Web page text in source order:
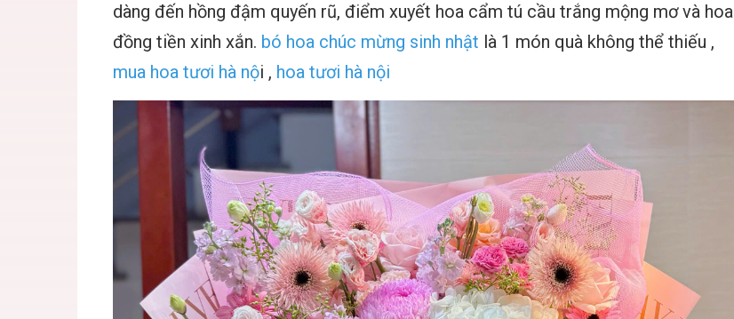
dàng đến hồng đậm quyến rũ, điểm xuyết hoa cẩm tú cầu trắng mộng mơ và hoa
đồng tiền xinh xắn. bó hoa chúc mừng sinh nhật là 1 món quà không thể thiếu ,
mua hoa tươi hà nội , hoa tươi hà nội